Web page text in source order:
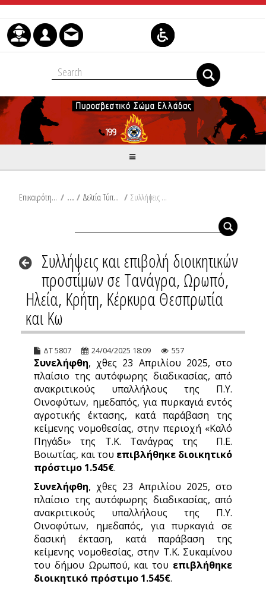
Μετάβαση στο περιεχόμενο
Επικαιρότητα / Δελτία Τύπου / Συλλήψεις και επιβολή διοικητικών προστίμων σε Τανάγρα, Ωρωπό, Ηλεία, Κρήτη, Κέρκυρα Θεσπρωτία και Κω
Συλλήψεις και επιβολή διοικητικών
προστίμων σε Τανάγρα, Ωρωπό,
Ηλεία, Κρήτη, Κέρκυρα Θεσπρωτία
και Κω
ΔΤ 5807 24/04/2025 18:09 557
Συνελήφθη, χθες 23 Απριλίου 2025, στο
πλαίσιο της αυτόφωρης διαδικασίας, από
ανακριτικούς υπαλλήλους της Π.Υ.
Οινοφύτων, ημεδαπός, για πυρκαγιά εντός
αγροτικής έκτασης, κατά παράβαση της
κείμενης νομοθεσίας, στην περιοχή «Καλό
Πηγάδι» της Τ.Κ. Τανάγρας της Π.Ε.
Βοιωτίας, και του επιβλήθηκε διοικητικό
πρόστιμο 1.545€.
Συνελήφθη, χθες 23 Απριλίου 2025, στο
πλαίσιο της αυτόφωρης διαδικασίας, από
ανακριτικούς υπαλλήλους της Π.Υ.
Οινοφύτων, ημεδαπός, για πυρκαγιά σε
δασική έκταση, κατά παράβαση της
κείμενης νομοθεσίας, στην Τ.Κ. Συκαμίνου
του δήμου Ωρωπού, και του επιβλήθηκε
διοικητικό πρόστιμο 1.545€.